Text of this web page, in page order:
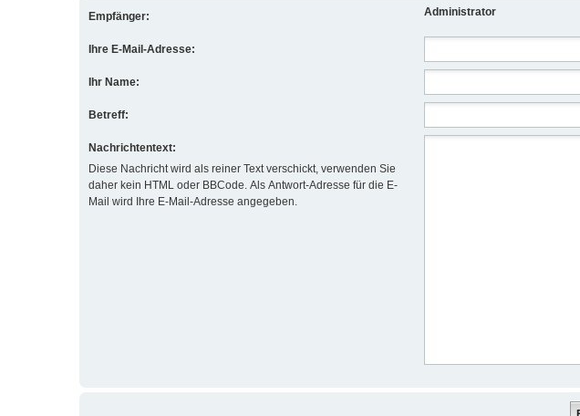
Empfänger: Administrator
Ihre E-Mail-Adresse:
Ihr Name:
Betreff:
Nachrichtentext:
Diese Nachricht wird als reiner Text verschickt, verwenden Sie
daher kein HTML oder BBCode. Als Antwort-Adresse für die E-
Mail wird Ihre E-Mail-Adresse angegeben.